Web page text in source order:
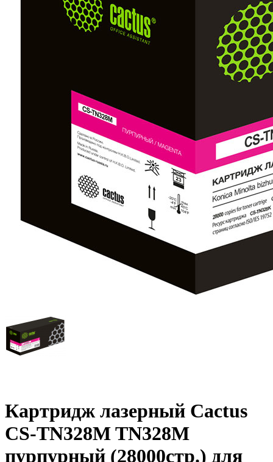
Картридж лазерный Cactus
CS-TN328M TN328M
пурпурный (28000стр.) для